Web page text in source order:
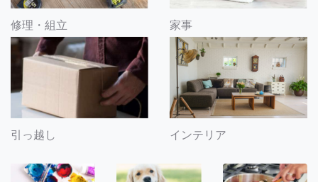
修理・組立 家事
引っ越し インテリア